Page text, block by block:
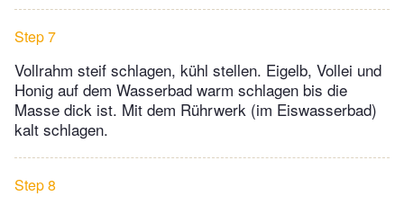
Step 7
Vollrahm steif schlagen, kühl stellen. Eigelb, Vollei und
Honig auf dem Wasserbad warm schlagen bis die
Masse dick ist. Mit dem Rührwerk (im Eiswasserbad)
kalt schlagen.
Step 8